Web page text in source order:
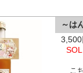
～は
こ